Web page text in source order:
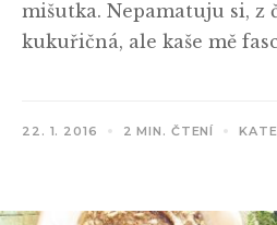
mišutka. Nepamatuju si, z
kukuřičná, ale kaše mě
22. 1. 2016 2 MIN. ČTENÍ